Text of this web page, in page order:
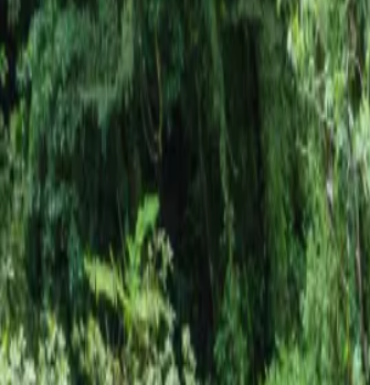
Contactez-nous au
+32(0)2 550 01 00